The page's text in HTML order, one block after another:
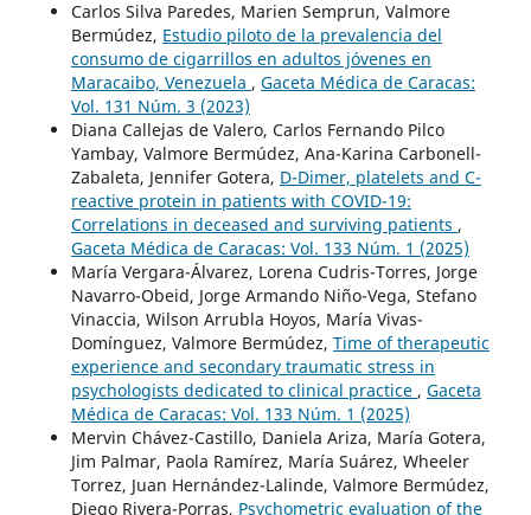
Carlos Silva Paredes, Marien Semprun, Valmore
Bermúdez, Estudio piloto de la prevalencia del
consumo de cigarrillos en adultos jóvenes en
Maracaibo, Venezuela , Gaceta Médica de Caracas:
Vol. 131 Núm. 3 (2023)
Diana Callejas de Valero, Carlos Fernando Pilco
Yambay, Valmore Bermúdez, Ana-Karina Carbonell-
Zabaleta, Jennifer Gotera, D-Dimer, platelets and C-
reactive protein in patients with COVID-19:
Correlations in deceased and surviving patients ,
Gaceta Médica de Caracas: Vol. 133 Núm. 1 (2025)
María Vergara-Álvarez, Lorena Cudris-Torres, Jorge
Navarro-Obeid, Jorge Armando Niño-Vega, Stefano
Vinaccia, Wilson Arrubla Hoyos, María Vivas-
Domínguez, Valmore Bermúdez, Time of therapeutic
experience and secondary traumatic stress in
psychologists dedicated to clinical practice , Gaceta
Médica de Caracas: Vol. 133 Núm. 1 (2025)
Mervin Chávez-Castillo, Daniela Ariza, María Gotera,
Jim Palmar, Paola Ramírez, María Suárez, Wheeler
Torrez, Juan Hernández-Lalinde, Valmore Bermúdez,
Diego Rivera-Porras, Psychometric evaluation of the